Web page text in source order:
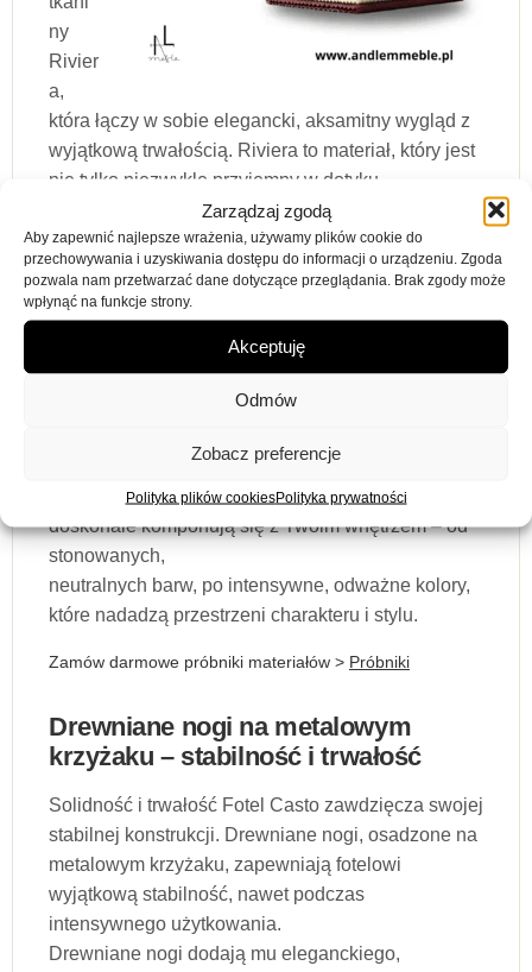
Zarządzaj zgodą
Aby zapewnić najlepsze wrażenia, używamy plików cookie do
przechowywania i uzyskiwania dostępu do informacji o urządzeniu. Zgoda
pozwala nam przetwarzać dane dotyczące przeglądania. Brak zgody może
wpłynąć na funkcje strony.
Akceptuję
Odmów
Zobacz preferencje
Polityka plików cookiesPolityka prywatności
ny
Rivier
a,
która łączy w sobie elegancki, aksamitny wygląd z
wyjątkową trwałością. Riviera to materiał, który jest
nie tylko niezwykle przyjemny w dotyku,
ale także odporny na codzienne zużycie. Jego
struktura sprawia, że fotel zachowuje świeży
wygląd nawet po wielu latach użytkowania.
Wysoka odporność na przetarcia i zabrudzenia
zarówno do wnętrz mieszkalnych, jak i
kolorystycznej pozwala na pełną personalizację
fotela Casto. Możesz wybrać odcienie, które
doskonale komponują się z Twoim wnętrzem – od
stonowanych,
neutralnych barw, po intensywne, odważne kolory,
które nadadzą przestrzeni charakteru i stylu.
Zamów darmowe próbniki materiałów > Próbniki
Drewniane nogi na metalowym
krzyżaku – stabilność i trwałość
Solidność i trwałość Fotel Casto zawdzięcza swojej
stabilnej konstrukcji. Drewniane nogi, osadzone na
metalowym krzyżaku, zapewniają fotelowi
wyjątkową stabilność, nawet podczas
intensywnego użytkowania.
Drewniane nogi dodają mu eleganckiego,